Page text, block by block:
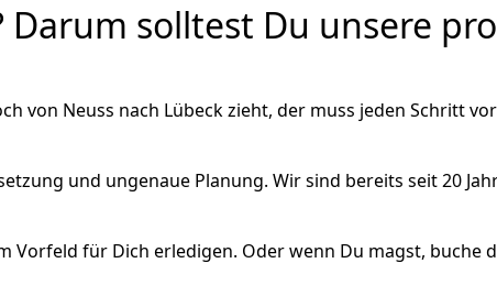
Darum solltest Du unsere
von Neuss nach Lübeck zieht, der muss jeden Schritt
und ungenaue Planung. Wir sind bereits seit 20
Vorfeld für Dich erledigen. Oder wenn Du magst, buche